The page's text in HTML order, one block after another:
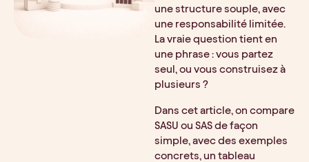
une structure souple, avec
une responsabilité limitée.
La vraie question tient en
une phrase : vous partez
seul, ou vous construisez à
plusieurs ?
Dans cet article, on compare
SASU ou SAS de façon
simple, avec des exemples
concrets, un tableau